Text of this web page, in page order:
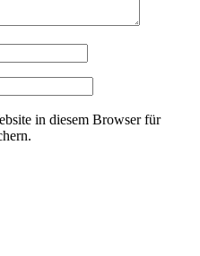
in diesem Browser für